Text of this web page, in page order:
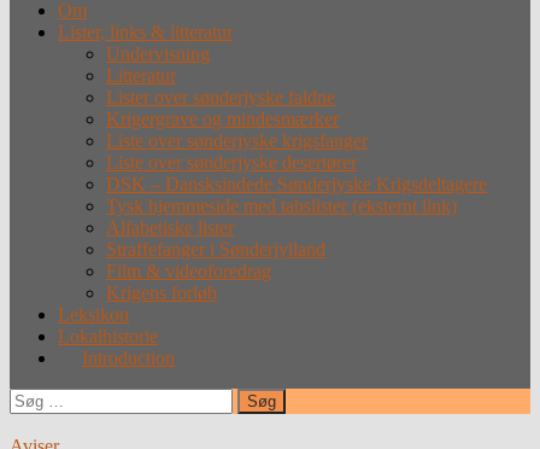
Om
Lister, links & litteratur
Undervisning
Litteratur
Lister over sønderjyske faldne
Krigergrave og mindesmærker
Liste over sønderjyske krigsfanger
Liste over sønderjyske desertører
DSK – Dansksindede Sønderjyske Krigsdeltagere
Tysk hjemmeside med tabslister (eksternt link)
Alfabetiske lister
Straffefanger i Sønderjylland
Film & videoforedrag
Krigens forløb
Leksikon
Lokalhistorie
Introduction
Søg
efter: